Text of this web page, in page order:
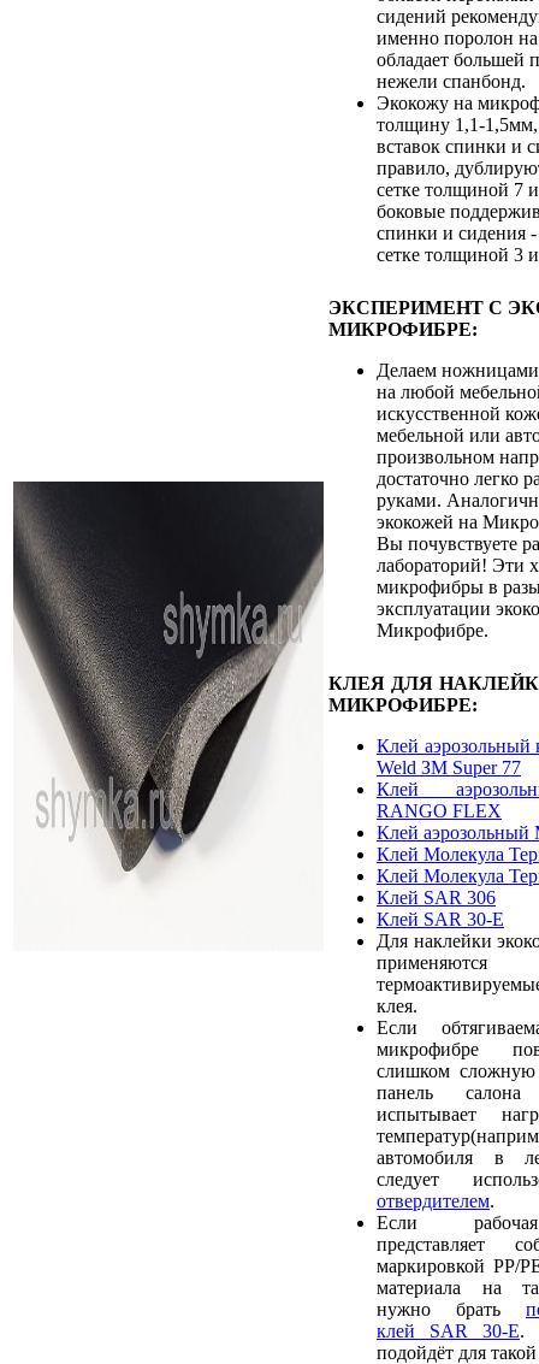
сидений
именно поролон на
обладает большей
нежели спанбонд.
Экокожу на
толщину 1,1-1,5мм,
вставок спинки и
правило,
сетке толщиной 7
боковые
спинки и сидения
сетке толщиной 3
ЭКСПЕРИМЕНТ С
МИКРОФИБРЕ:
Делаем
на любой
искусственной
мебельной или
произвольном
достаточно легко
руками.
экокожей на
Вы почувствуете
лабораторий! Эти
микрофибры в
эксплуатации
Микрофибре.
КЛЕЯ ДЛЯ
МИКРОФИБРЕ:
Клей аэрозольный
Weld ЗМ Super 77
Клей
RANGO FLEX
Клей аэрозольный
Клей Молекула
Клей Молекула
Клей SAR 306
Клей SAR 30-E
Для наклейки
клея.
Если
микрофибре
слишком
панель
испытывает
автомобиля в
следует
отвердителем.
Если
представляет
маркировкой PP/
материала на
нужно брать
клей SAR 30-E.
подойдёт для